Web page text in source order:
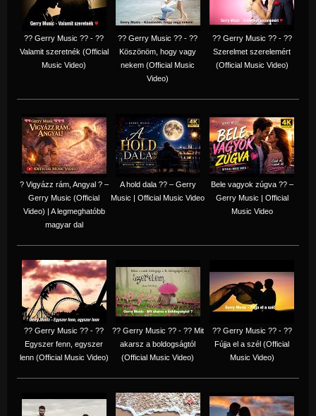
?? Gerry Music ?? - ??
Valamit szeretnék (Official
Music Video)
?? Gerry Music ?? - ??
Köszönöm, hogy vagy
nekem (Official Music
Video)
?? Gerry Music ?? - ??
Szerelmet szerelemért
(Official Music Video)
? Vigyázz rám, Angyal ? –
Gerry Music (Official
Video) | A legmeghatóbb
magyar dal
A hold dala ?? – Gerry
Music | Official Music Video
Bele vagyok zúgva ?? –
Gerry Music | Official
Music Video
?? Gerry Music ?? - ??
Egyszer fenn, egyszer
lenn (Official Music Video)
?? Gerry Music ?? - ?? Mit
akarsz a boldogságtól
(Official Music Video)
?? Gerry Music ?? - ??
Fújja el a szél (Official
Music Video)